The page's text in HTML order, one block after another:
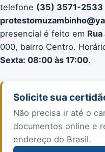
telefone (35) 3571-2533
presencial é feito em
000, bairro Centro.
Sexta: 08:00 às 17:00.
Solicite sua
Não precisa ir até o
documentos online e
endereço do Brasil.